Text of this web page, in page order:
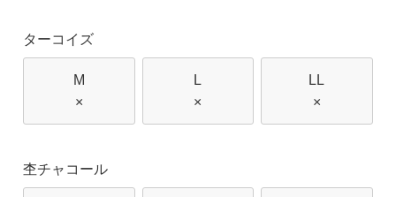
ターコイズ
M
×
L
×
LL
×
杢チャコール